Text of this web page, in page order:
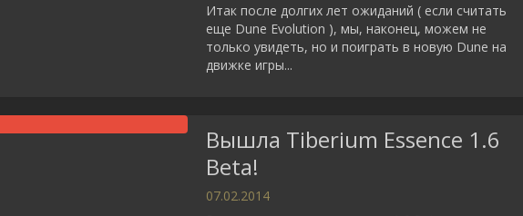
Итак после долгих лет ожиданий ( если считать
еще Dune Evolution ), мы, наконец, можем не
только увидеть, но и поиграть в новую Dune на
движке игры...
Вышла Tiberium Essence 1.6
Beta!
07.02.2014